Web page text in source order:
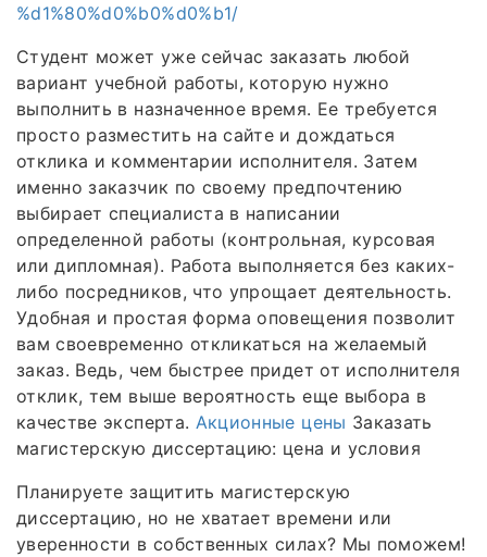
%d1%80%d0%b0%d0%b1/
Студент может уже сейчас заказать любой
вариант учебной работы, которую нужно
выполнить в назначенное время. Ее требуется
просто разместить на сайте и дождаться
отклика и комментарии исполнителя. Затем
именно заказчик по своему предпочтению
выбирает специалиста в написании
определенной работы (контрольная, курсовая
или дипломная). Работа выполняется без каких-
либо посредников, что упрощает деятельность.
Удобная и простая форма оповещения позволит
вам своевременно откликаться на желаемый
заказ. Ведь, чем быстрее придет от исполнителя
отклик, тем выше вероятность еще выбора в
качестве эксперта. Акционные цены Заказать
магистерскую диссертацию: цена и условия
Планируете защитить магистерскую
диссертацию, но не хватает времени или
уверенности в собственных силах? Мы поможем!